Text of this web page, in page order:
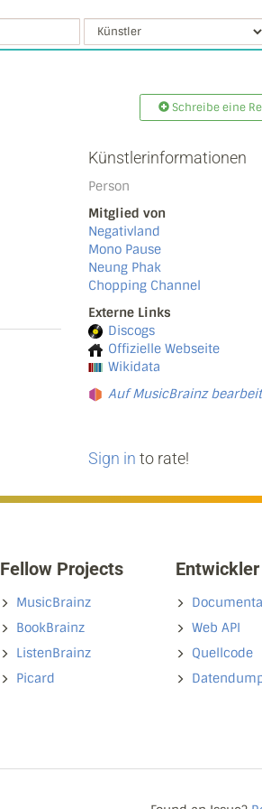
Schreibe eine
Künstlerinformationen
Person
Mitglied von
Negativland
Mono Pause
Neung Phak
Chopping Channel
Externe Links
Discogs
Offizielle Webseite
Wikidata
Auf MusicBrainz
Sign in to rate!
Fellow Projects
MusicBrainz
BookBrainz
ListenBrainz
Picard
Entwickler
Web API
Quellcode